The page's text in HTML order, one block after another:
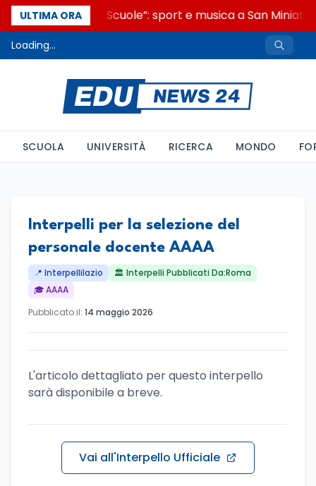
ULTIMA ORA
“Noi siamo le Scuole”: sport e musica a San
Loading...
SCUOLA UNIVERSITÀ RICERCA MONDO
Interpelli per la selezione del
personale docente AAAA
📍 Interpellilazio
🏛️ Interpelli Pubblicati Da:Roma
🎓 AAAA
Pubblicato il: 14 maggio 2026
L'articolo dettagliato per questo interpello
sarà disponibile a breve.
Vai all'Interpello Ufficiale